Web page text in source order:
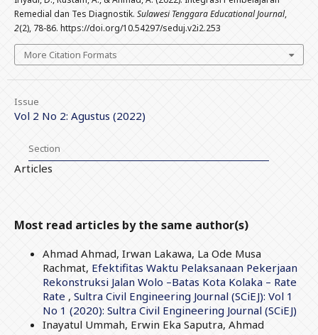
Remedial dan Tes Diagnostik. Sulawesi Tenggara Educational Journal,
2(2), 78-86. https://doi.org/10.54297/seduj.v2i2.253
More Citation Formats
Issue
Vol 2 No 2: Agustus (2022)
Section
Articles
Most read articles by the same author(s)
Ahmad Ahmad, Irwan Lakawa, La Ode Musa
Rachmat, Efektifitas Waktu Pelaksanaan Pekerjaan
Rekonstruksi Jalan Wolo –Batas Kota Kolaka – Rate
Rate , Sultra Civil Engineering Journal (SCiEJ): Vol 1
No 1 (2020): Sultra Civil Engineering Journal (SCiEJ)
Inayatul Ummah, Erwin Eka Saputra, Ahmad